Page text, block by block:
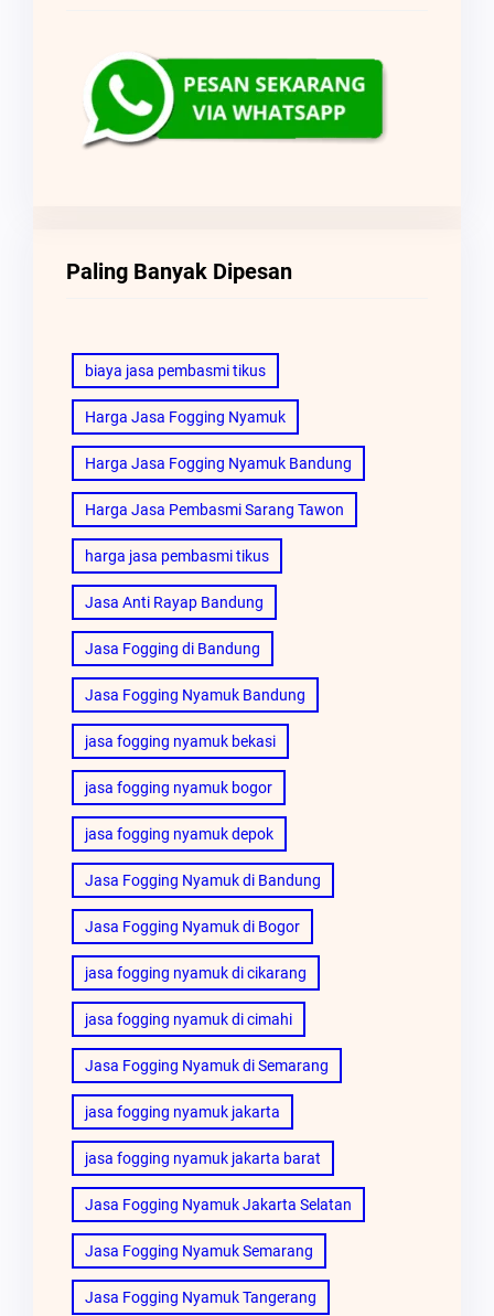
Paling Banyak Dipesan
biaya jasa pembasmi tikus
Harga Jasa Fogging Nyamuk
Harga Jasa Fogging Nyamuk Bandung
Harga Jasa Pembasmi Sarang Tawon
harga jasa pembasmi tikus
Jasa Anti Rayap Bandung
Jasa Fogging di Bandung
Jasa Fogging Nyamuk Bandung
jasa fogging nyamuk bekasi
jasa fogging nyamuk bogor
jasa fogging nyamuk depok
Jasa Fogging Nyamuk di Bandung
Jasa Fogging Nyamuk di Bogor
jasa fogging nyamuk di cikarang
jasa fogging nyamuk di cimahi
Jasa Fogging Nyamuk di Semarang
jasa fogging nyamuk jakarta
jasa fogging nyamuk jakarta barat
Jasa Fogging Nyamuk Jakarta Selatan
Jasa Fogging Nyamuk Semarang
Jasa Fogging Nyamuk Tangerang